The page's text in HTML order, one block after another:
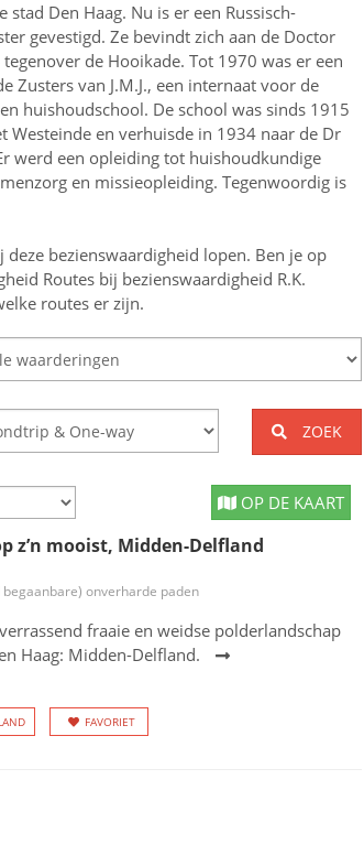
stad Den Haag. Nu is er een Russisch-
gevestigd. Ze bevindt zich aan de Doctor
de Hooikade. Tot 1970 was er een
Zusters van J.M.J., een internaat voor de
huishoudschool. De school was sinds 1915
Westeinde en verhuisde in 1934 naar de Dr
werd een opleiding tot huishoudkundige
en missieopleiding. Tegenwoordig is
bezienswaardigheid lopen. Ben je op
Routes bij bezienswaardigheid R.K.
routes er zijn.
ZOEK
OP DE KAART
z’n mooist, Midden-Delfland
begaanbare) onverharde paden
fraaie en weidse polderlandschap
Haag: Midden-Delfland.
FAVORIET